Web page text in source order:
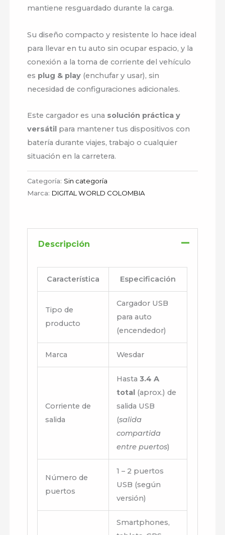
mantiene resguardado durante la carga.
Su diseño compacto y resistente lo hace ideal
para llevar en tu auto sin ocupar espacio, y la
conexión a la toma de corriente del vehículo
es plug & play (enchufar y usar), sin
necesidad de configuraciones adicionales.
Este cargador es una solución práctica y
versátil para mantener tus dispositivos con
batería durante viajes, trabajo o cualquier
situación en la carretera.
Categoría: Sin categoría
Marca: DIGITAL WORLD COLOMBIA
Descripción
Característica Especificación
Tipo de
producto
Cargador USB
para auto
(encendedor)
Marca Wesdar
Corriente de
salida
Hasta 3.4 A
total(aprox.) de
salida USB
(salida
compartida
entre puertos)
Número de
puertos
1 – 2 puertos
USB (según
versión)
Smartphones,